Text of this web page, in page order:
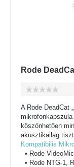
Rode
A Rode DeadCat
köszönhetően
akusztikailag
Kompatibilis
• Rode VideoMic
• Rode NTG-1,